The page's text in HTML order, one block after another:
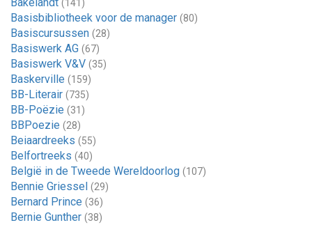
(141)
Basisbibliotheek voor de manager (80)
Basiscursussen (28)
Basiswerk AG (67)
Basiswerk V&V (35)
Baskerville (159)
BB-Literair (735)
BB-Poëzie (31)
BBPoezie (28)
Beiaardreeks (55)
Belfortreeks (40)
België in de Tweede Wereldoorlog (107)
Bennie Griessel (29)
Bernard Prince (36)
Bernie Gunther (38)